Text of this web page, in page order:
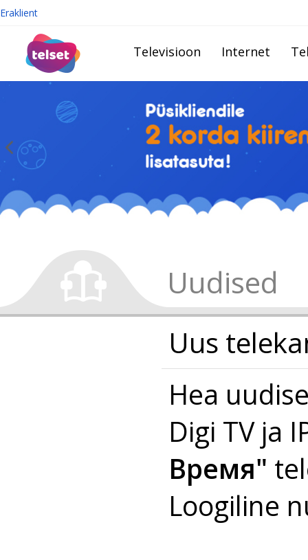
Eraklient
Televisioon Internet
Uudised
Uus
Hea
Digi TV ja
Время"
Loogiline